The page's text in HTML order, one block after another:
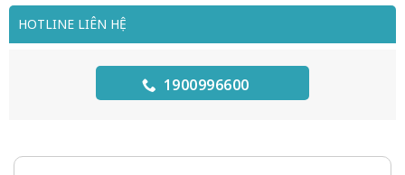
HOTLINE LIÊN HỆ
1900996600